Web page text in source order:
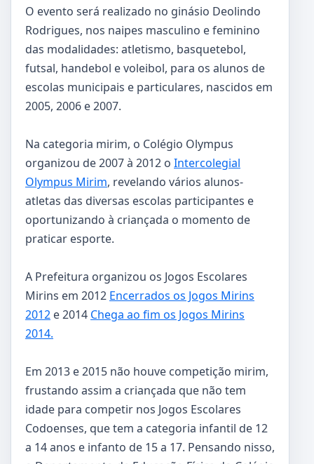
O evento será realizado no ginásio Deolindo
Rodrigues, nos naipes masculino e feminino
das modalidades: atletismo, basquetebol,
futsal, handebol e voleibol, para os alunos de
escolas municipais e particulares, nascidos em
2005, 2006 e 2007.
Na categoria mirim, o Colégio Olympus
organizou de 2007 à 2012 o Intercolegial
Olympus Mirim, revelando vários alunos-
atletas das diversas escolas participantes e
oportunizando à criançada o momento de
praticar esporte.
A Prefeitura organizou os Jogos Escolares
Mirins em 2012 Encerrados os Jogos Mirins
2012 e 2014 Chega ao fim os Jogos Mirins
2014.
Em 2013 e 2015 não houve competição mirim,
frustando assim a criançada que não tem
idade para competir nos Jogos Escolares
Codoenses, que tem a categoria infantil de 12
a 14 anos e infanto de 15 a 17. Pensando nisso,